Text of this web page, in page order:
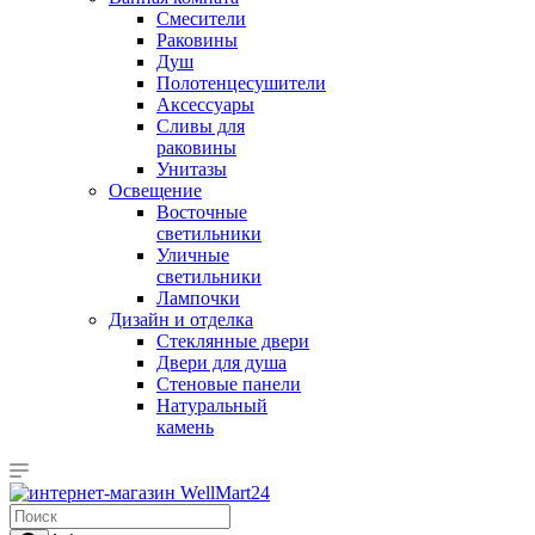
Смесители
Раковины
Душ
Полотенцесушители
Аксессуары
Сливы для
раковины
Унитазы
Освещение
Восточные
светильники
Уличные
светильники
Лампочки
Дизайн и отделка
Стеклянные двери
Двери для душа
Стеновые панели
Натуральный
камень